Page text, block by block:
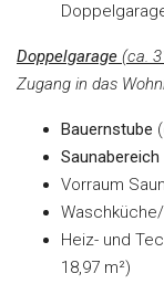
Doppelgarage (ca.
Zugang in das
Bauernstube
Saunabereich
Vorraum
Heiz- und
18,97 m²)